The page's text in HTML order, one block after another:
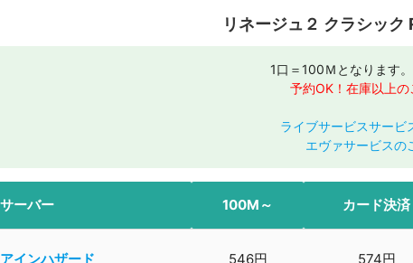
リネージュ２ クラシッ
1口＝100Ｍとなります
予約OK！在庫以上の
ライブサービスサービ
エヴァサービスの
サーバー 100M～ カード決済
アインハザード 546円 574円